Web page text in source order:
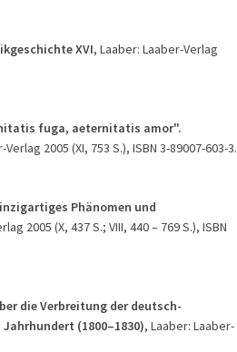
XVI, Laaber: Laaber-Verlag
fuga, aeternitatis amor".
2005 (XI, 753 S.), ISBN 3-89007-603-3.
Phänomen und
2005 (X, 437 S.; VIII, 440 – 769 S.), ISBN
die Verbreitung der deutsch-
(1800–1830), Laaber: Laaber-